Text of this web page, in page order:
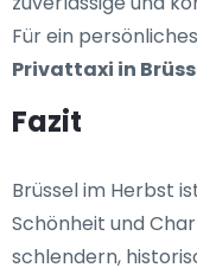
Für ein
Privattaxi in
Fazit
Brüssel im Herbst
Schönheit und
schlendern,